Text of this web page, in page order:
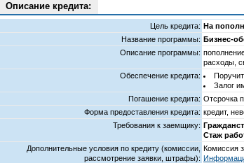
Описание кредита:
Цель кредита: На
Название программы: Бизнес-
Описание программы:
расходы,
Обеспечение кредита:
Залог
Погашение кредита: Отсрочка
Форма предоставления кредита: кредит,
Требования к заемщику:
Стаж
Дополнительные условия по кредиту (комиссии,
рассмотрение заявки, штрафы):
Комиссия